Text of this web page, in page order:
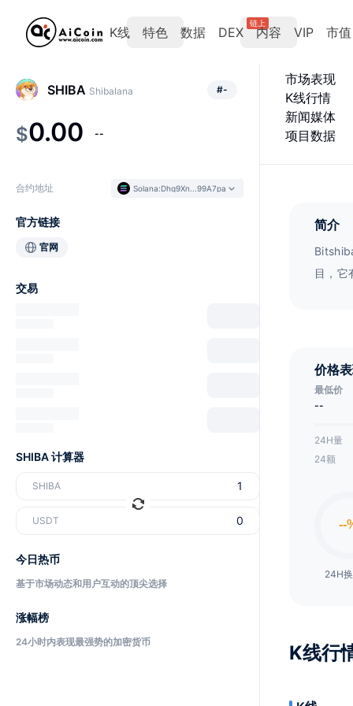
K线 特色 数据 DEX
链上
内容 VIP 市值
市场表现
K线行情
新闻媒体
项目数据
简介
目，
价格
最低价
--
24H量
24额
24H
K线行
SHIBA Shibalana #-
$0.00 --
合约地址 Solana:Dhg9Xn...99A7pa
官方链接
官网
交易
SHIBA 计算器
SHIBA
USDT
今日热币
基于市场动态和用户互动的顶尖选择
涨幅榜
24小时内表现最强势的加密货币